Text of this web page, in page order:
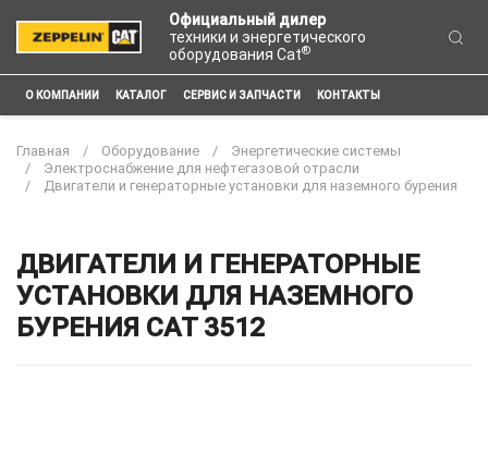
Официальный дилер
техники и энергетического
оборудования Cat®
О КОМПАНИИ КАТАЛОГ СЕРВИС И ЗАПЧАСТИ КОНТАКТЫ
Главная Оборудование
Энергетические системы
Электроснабжение для нефтегазовой отрасли
Двигатели и генераторные установки для наземного бурения
ДВИГАТЕЛИ И ГЕНЕРАТОРНЫЕ
УСТАНОВКИ ДЛЯ НАЗЕМНОГО
БУРЕНИЯ CAT 3512